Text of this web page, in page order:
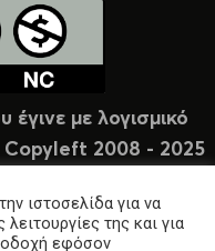
με λογισμικό
Copyleft 2008 - 2025
ιστοσελίδα για να
της και για
εφόσον